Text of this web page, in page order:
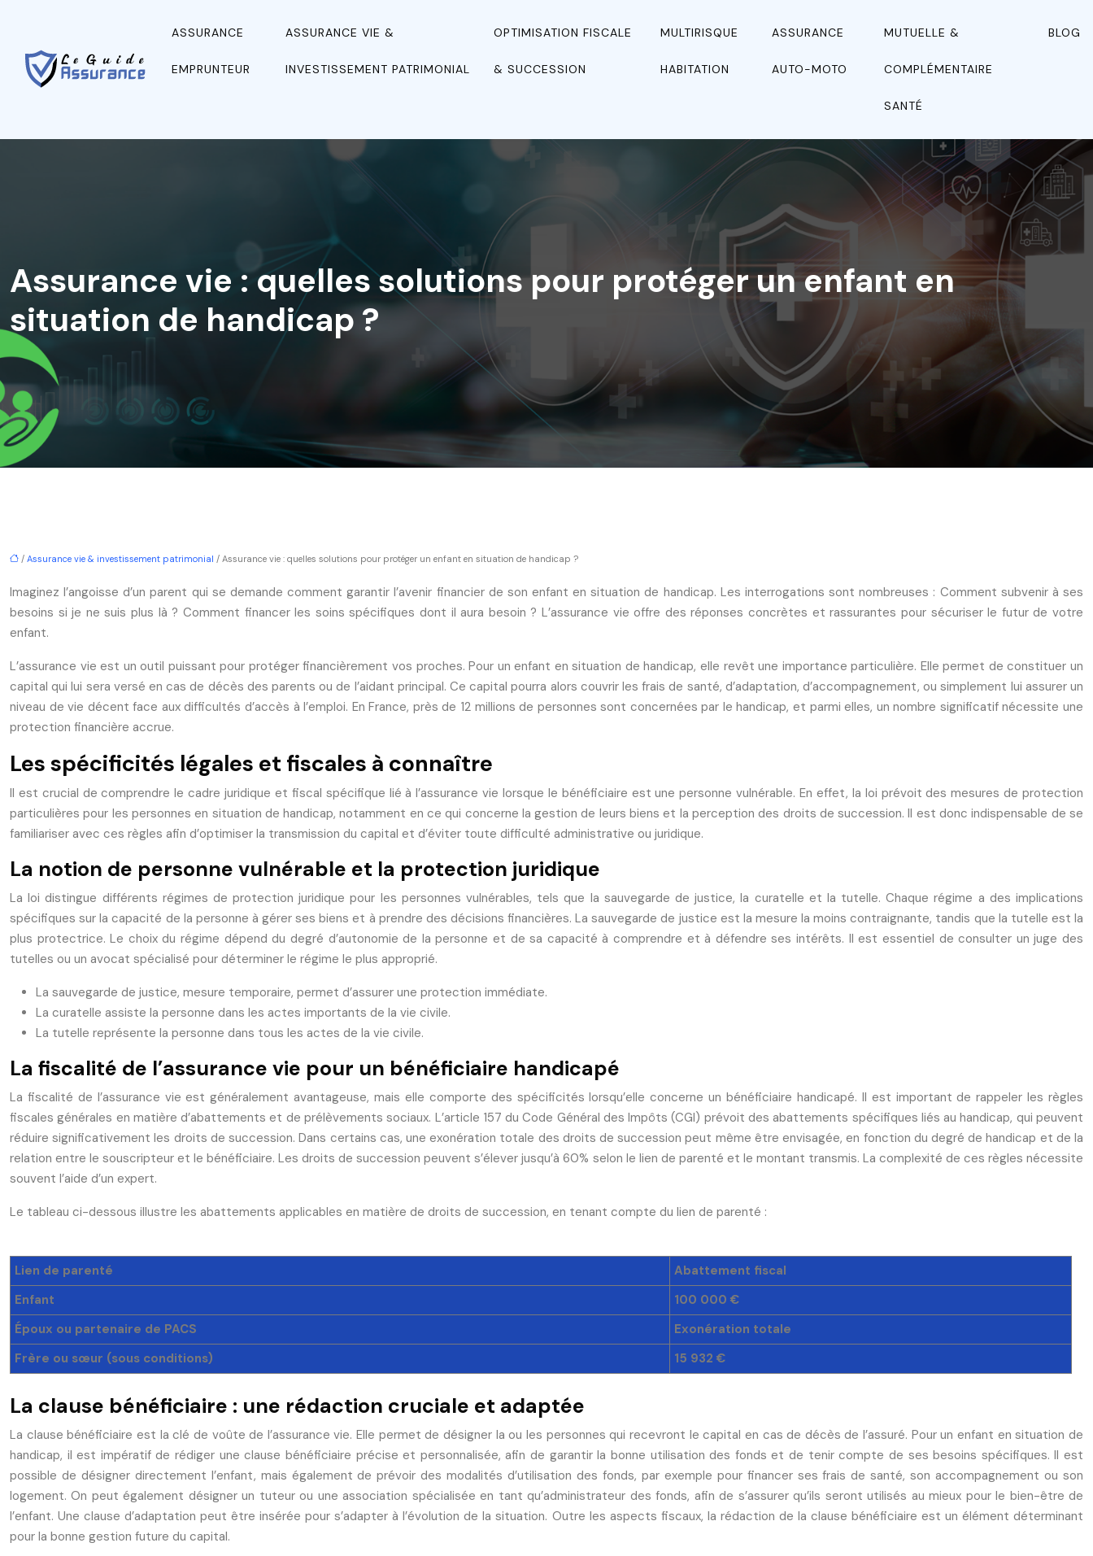
ASSURANCE
EMPRUNTEUR
ASSURANCE VIE &
INVESTISSEMENT PATRIMONIAL
OPTIMISATION FISCALE
& SUCCESSION
MULTIRISQUE
HABITATION
ASSURANCE
AUTO-MOTO
MUTUELLE &
COMPLÉMENTAIRE
SANTÉ
BLOG
Assurance vie : quelles solutions pour protéger un enfant en
situation de handicap ?
/ Assurance vie & investissement patrimonial / Assurance vie : quelles solutions pour protéger un enfant en situation de handicap ?
Imaginez l’angoisse d’un parent qui se demande comment garantir l’avenir financier de son enfant en situation de handicap. Les interrogations sont nombreuses : Comment subvenir à ses
besoins si je ne suis plus là ? Comment financer les soins spécifiques dont il aura besoin ? L’assurance vie offre des réponses concrètes et rassurantes pour sécuriser le futur de votre
enfant.
L’assurance vie est un outil puissant pour protéger financièrement vos proches. Pour un enfant en situation de handicap, elle revêt une importance particulière. Elle permet de constituer un
capital qui lui sera versé en cas de décès des parents ou de l’aidant principal. Ce capital pourra alors couvrir les frais de santé, d’adaptation, d’accompagnement, ou simplement lui assurer un
niveau de vie décent face aux difficultés d’accès à l’emploi. En France, près de 12 millions de personnes sont concernées par le handicap, et parmi elles, un nombre significatif nécessite une
protection financière accrue.
Les spécificités légales et fiscales à connaître
Il est crucial de comprendre le cadre juridique et fiscal spécifique lié à l’assurance vie lorsque le bénéficiaire est une personne vulnérable. En effet, la loi prévoit des mesures de protection
particulières pour les personnes en situation de handicap, notamment en ce qui concerne la gestion de leurs biens et la perception des droits de succession. Il est donc indispensable de se
familiariser avec ces règles afin d’optimiser la transmission du capital et d’éviter toute difficulté administrative ou juridique.
La notion de personne vulnérable et la protection juridique
La loi distingue différents régimes de protection juridique pour les personnes vulnérables, tels que la sauvegarde de justice, la curatelle et la tutelle. Chaque régime a des implications
spécifiques sur la capacité de la personne à gérer ses biens et à prendre des décisions financières. La sauvegarde de justice est la mesure la moins contraignante, tandis que la tutelle est la
plus protectrice. Le choix du régime dépend du degré d’autonomie de la personne et de sa capacité à comprendre et à défendre ses intérêts. Il est essentiel de consulter un juge des
tutelles ou un avocat spécialisé pour déterminer le régime le plus approprié.
La sauvegarde de justice, mesure temporaire, permet d’assurer une protection immédiate.
La curatelle assiste la personne dans les actes importants de la vie civile.
La tutelle représente la personne dans tous les actes de la vie civile.
La fiscalité de l’assurance vie pour un bénéficiaire handicapé
La fiscalité de l’assurance vie est généralement avantageuse, mais elle comporte des spécificités lorsqu’elle concerne un bénéficiaire handicapé. Il est important de rappeler les règles
fiscales générales en matière d’abattements et de prélèvements sociaux. L’article 157 du Code Général des Impôts (CGI) prévoit des abattements spécifiques liés au handicap, qui peuvent
réduire significativement les droits de succession. Dans certains cas, une exonération totale des droits de succession peut même être envisagée, en fonction du degré de handicap et de la
relation entre le souscripteur et le bénéficiaire. Les droits de succession peuvent s’élever jusqu’à 60% selon le lien de parenté et le montant transmis. La complexité de ces règles nécessite
souvent l’aide d’un expert.
Le tableau ci-dessous illustre les abattements applicables en matière de droits de succession, en tenant compte du lien de parenté :
Lien de parenté
Abattement fiscal
Enfant
100 000 €
Époux ou partenaire de PACS
Exonération totale
Frère ou sœur (sous conditions)
15 932 €
La clause bénéficiaire : une rédaction cruciale et adaptée
La clause bénéficiaire est la clé de voûte de l’assurance vie. Elle permet de désigner la ou les personnes qui recevront le capital en cas de décès de l’assuré. Pour un enfant en situation de
handicap, il est impératif de rédiger une clause bénéficiaire précise et personnalisée, afin de garantir la bonne utilisation des fonds et de tenir compte de ses besoins spécifiques. Il est
possible de désigner directement l’enfant, mais également de prévoir des modalités d’utilisation des fonds, par exemple pour financer ses frais de santé, son accompagnement ou son
logement. On peut également désigner un tuteur ou une association spécialisée en tant qu’administrateur des fonds, afin de s’assurer qu’ils seront utilisés au mieux pour le bien-être de
l’enfant. Une clause d’adaptation peut être insérée pour s’adapter à l’évolution de la situation. Outre les aspects fiscaux, la rédaction de la clause bénéficiaire est un élément déterminant
pour la bonne gestion future du capital.